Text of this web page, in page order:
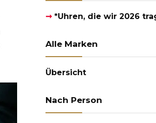
➞ *Uhren, die wir 2026
Alle Marken
Übersicht
Nach Person